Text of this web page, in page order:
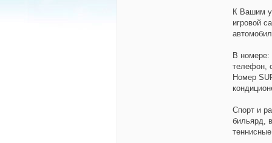
К Вашим
игровой
В номере:
телефон,
Номер
Спорт и
бильярд,